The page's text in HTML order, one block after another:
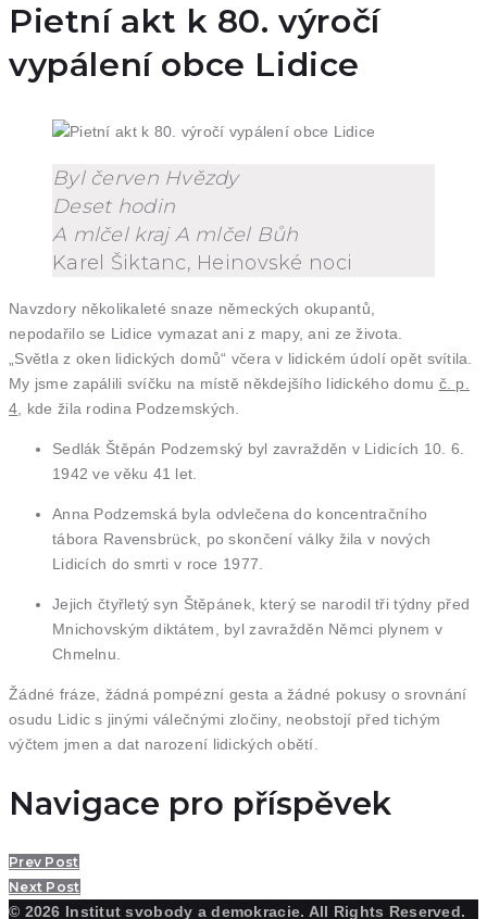
Pietní akt k 80. výročí
vypálení obce Lidice
Byl červen Hvězdy
Deset hodin
A mlčel kraj A mlčel Bůh
Karel Šiktanc, Heinovské noci
Navzdory několikaleté snaze německých okupantů,
nepodařilo se Lidice vymazat ani z mapy, ani ze života.
„Světla z oken lidických domů“ včera v lidickém údolí opět svítila.
My jsme zapálili svíčku na místě někdejšího lidického domu č. p.
4 , kde žila rodina Podzemských.
Sedlák Štěpán Podzemský byl zavražděn v Lidicích 10. 6.
1942 ve věku 41 let.
Anna Podzemská byla odvlečena do koncentračního
tábora Ravensbrück, po skončení války žila v nových
Lidicích do smrti v roce 1977.
Jejich čtyřletý syn Štěpánek, který se narodil tři týdny před
Mnichovským diktátem, byl zavražděn Němci plynem v
Chmelnu.
Žádné fráze, žádná pompézní gesta a žádné pokusy o srovnání
osudu Lidic s jinými válečnými zločiny, neobstojí před tichým
výčtem jmen a dat narození lidických obětí.
Navigace pro příspěvek
Prev Post
Next Post
© 2026 Institut svobody a demokracie. All Rights Reserved.